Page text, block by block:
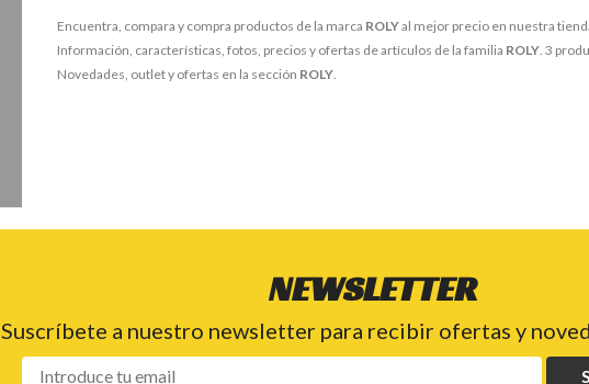
Encuentra, compara y compra productos de la marca ROLYal mejor precio en nuestra
Información, características, fotos, precios y ofertas de artículos de la familia ROLY . 3
Novedades, outlet y ofertas en la sección ROLY
NEWSLETTER
Suscríbete a nuestro newsletter para recibir ofertas y